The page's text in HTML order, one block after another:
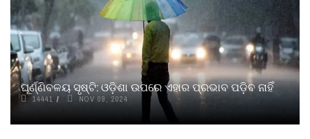
ଘୂର୍ଣ୍ଣିବଳୟ ସୃଷ୍ଟି: ଓଡ଼ିଶା ଉପରେ ଏହାର ପ୍ରଭାବ ପଡ଼ିବ ନାହିଁ
14441 NOV 09, 2024